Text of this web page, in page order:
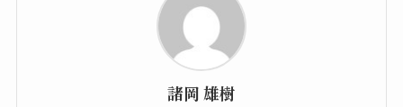
諸岡 雄樹